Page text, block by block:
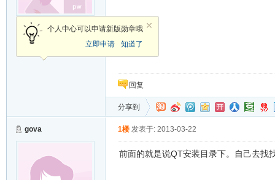
新手上路
个人中心可以申请新版勋章哦
立即申请
知道了
回复
分享到
gova 1楼 发表于: 2013-03-22
前面的就是说QT安装目录下。自己去找